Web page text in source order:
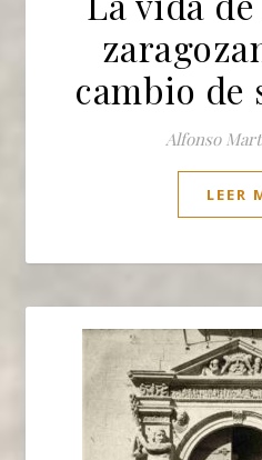
cambio de
Alfonso
LEER